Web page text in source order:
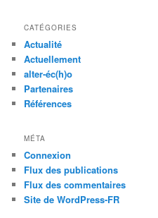
CATÉGORIES
Actualité
Actuellement
alter-éc(h)o
Partenaires
Références
MÉTA
Connexion
Flux des publications
Flux des commentaires
Site de WordPress-FR